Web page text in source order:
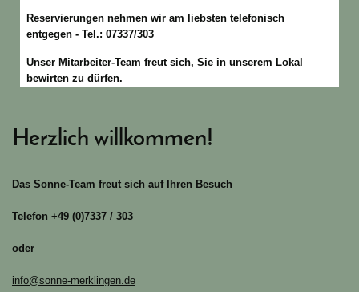
Reservierungen nehmen wir am liebsten telefonisch
entgegen - Tel.: 07337/303
Unser Mitarbeiter-Team freut sich, Sie in unserem Lokal
bewirten zu dürfen.
Herzlich willkommen!
Das Sonne-Team freut sich auf Ihren Besuch
Telefon +49 (0)7337 / 303
oder
info@sonne-merklingen.de